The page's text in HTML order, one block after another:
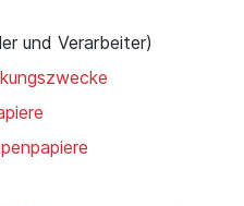
und Verarbeiter)